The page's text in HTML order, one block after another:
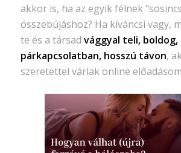
akkor is, ha az egyik félnek
összebújáshoz? Ha kíváncsi vagy,
te és a társad vággyal teli,
párkapcsolatban, hosszú távon,
szeretettel várlak online